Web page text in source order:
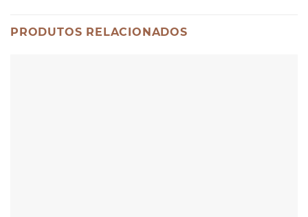
PRODUTOS RELACIONADOS